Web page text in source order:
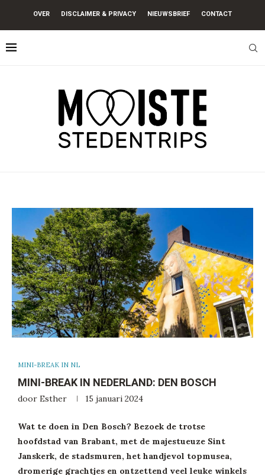
OVER DISCLAIMER & PRIVACY NIEUWSBRIEF CONTACT
MINI-BREAK IN NL
MINI-BREAK IN NEDERLAND: DEN BOSCH
door Esther 15 januari 2024
Wat te doen in Den Bosch? Bezoek de trotse
hoofdstad van Brabant, met de majestueuze Sint
Janskerk, de stadsmuren, het handjevol topmusea,
dromerige grachtjes en ontzettend veel leuke winkels